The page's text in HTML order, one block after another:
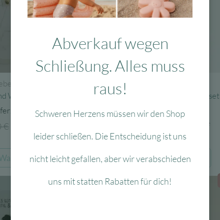
auf
der
gewählt
werden
Zur Wunschliste
Wetteruhr
€
war:
10,90 €
Preis
6,54 €.
Inliebekind Erweiterungsset
1-3 Werktage
8,90€
war:
5,34
Preis
5,34
In den Warenkorb
Abverkauf wegen
Schließung. Alles muss
raus!
Schweren Herzens müssen wir den Shop
leider schließen. Die Entscheidung ist uns
nicht leicht gefallen, aber wir verabschieden
uns mit statten Rabatten für dich!